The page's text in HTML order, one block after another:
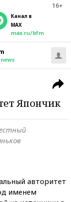
16+
Канал в
MAX
max.ru/bfm
Япончик
авторитет
именем